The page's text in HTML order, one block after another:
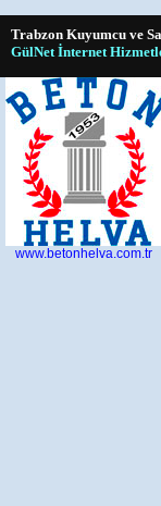
Trabzon Kuyumcu ve
GülNet İnternet
www.betonhelva.com.tr